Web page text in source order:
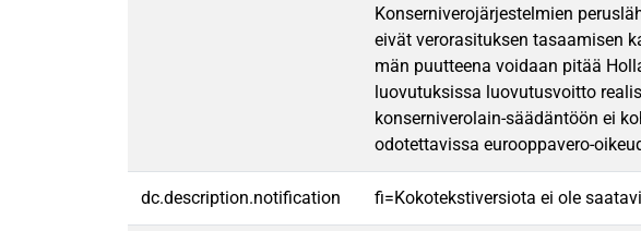
Konserniverojärjestelmien
eivät verorasituksen tasaamisen
män puutteena voidaan pitää
luovutuksissa luovutusvoitto
konserniverolain-säädäntöön ei
odotettavissa eurooppavero-
dc.description.notification fi=Kokotekstiversiota ei ole